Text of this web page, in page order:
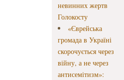
невинних жертв
Голокосту
«Єврейська
громада в Україні
скорочується через
війну, а не через
антисемітизм»: